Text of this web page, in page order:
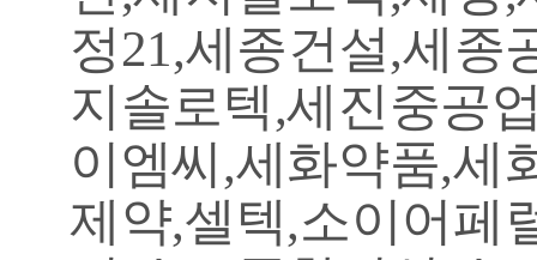
정21,세종건설,세종
지솔로텍,세진중공
이엠씨,세화약품,세
제약,셀텍,소이어페